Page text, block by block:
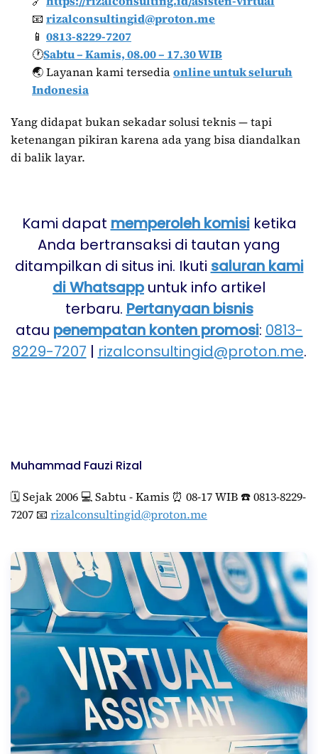
📧 rizalconsultingid@proton.me
📱 0813-8229-7207
🕐Sabtu – Kamis, 08.00 – 17.30 WIB
🌏 Layanan kami tersediaonline untuk seluruh
Indonesia
Yang didapat bukan sekadar solusi teknis — tapi
ketenangan pikiran karena ada yang bisa diandalkan
di balik layar.
Kami dapat memperoleh komisiketika
Anda bertransaksi di tautan yang
ditampilkan di situs ini. Ikuti saluran kami
di Whatsapp untuk info artikel
terbaru. Pertanyaan bisnis
atau penempatan konten promosi: 0813-
8229-7207 | rizalconsultingid@proton.me.
Muhammad Fauzi Rizal
🗓️ Sejak 2006 💻 Sabtu - Kamis ⏰ 08-17 WIB ☎️ 0813-8229-
7207 📧 rizalconsultingid@proton.me